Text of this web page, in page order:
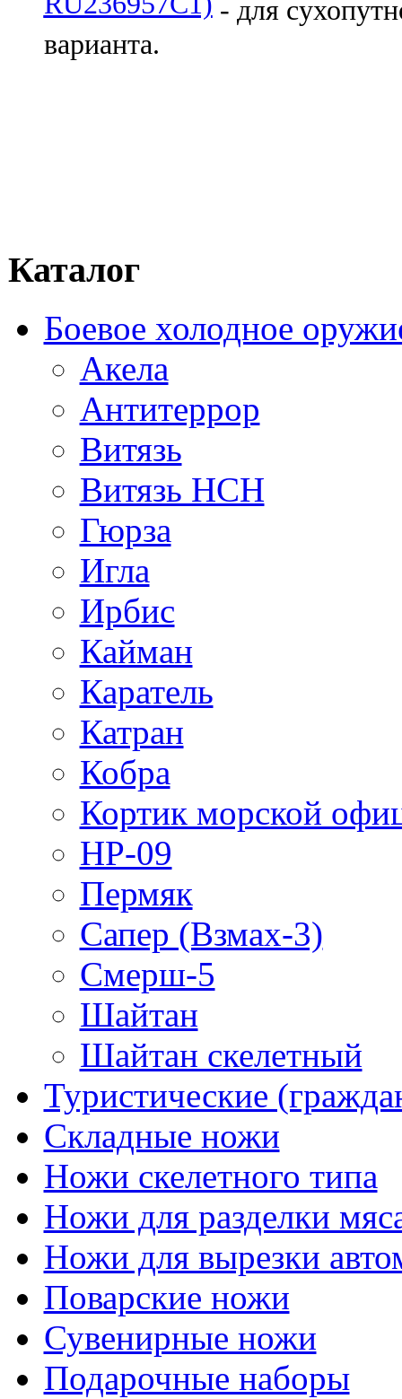
- для
варианта.
Каталог
Боевое холодное
Акела
Антитеррор
Витязь
Витязь НСН
Гюрза
Игла
Ирбис
Кайман
Каратель
Катран
Кобра
Кортик морской
НР-09
Пермяк
Сапер (Взмах-3)
Смерш-5
Шайтан
Шайтан скелетный
Туристические
Складные ножи
Ножи скелетного типа
Ножи для разделки
Ножи для вырезки
Поварские ножи
Сувенирные ножи
Подарочные наборы